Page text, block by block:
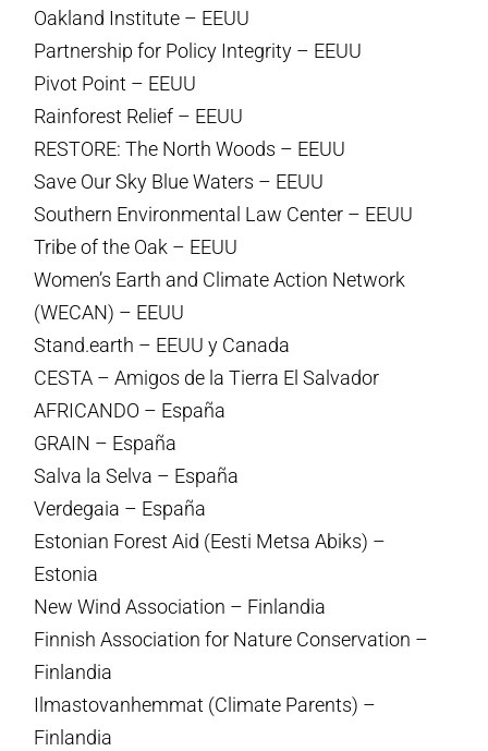
Oakland Institute – EEUU
Partnership for Policy Integrity – EEUU
Pivot Point – EEUU
Rainforest Relief – EEUU
RESTORE: The North Woods – EEUU
Save Our Sky Blue Waters – EEUU
Southern Environmental Law Center – EEUU
Tribe of the Oak – EEUU
Women’s Earth and Climate Action Network
(WECAN) – EEUU
Stand.earth – EEUU y Canada
CESTA – Amigos de la Tierra El Salvador
AFRICANDO – España
GRAIN – España
Salva la Selva – España
Verdegaia – España
Estonian Forest Aid (Eesti Metsa Abiks) –
Estonia
New Wind Association – Finlandia
Finnish Association for Nature Conservation –
Finlandia
Ilmastovanhemmat (Climate Parents) –
Finlandia